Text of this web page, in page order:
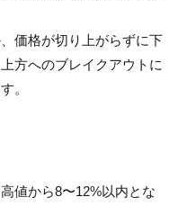
価格が切り上がらずに下
方へのブレイクアウトに
。
値から8〜12%以内とな